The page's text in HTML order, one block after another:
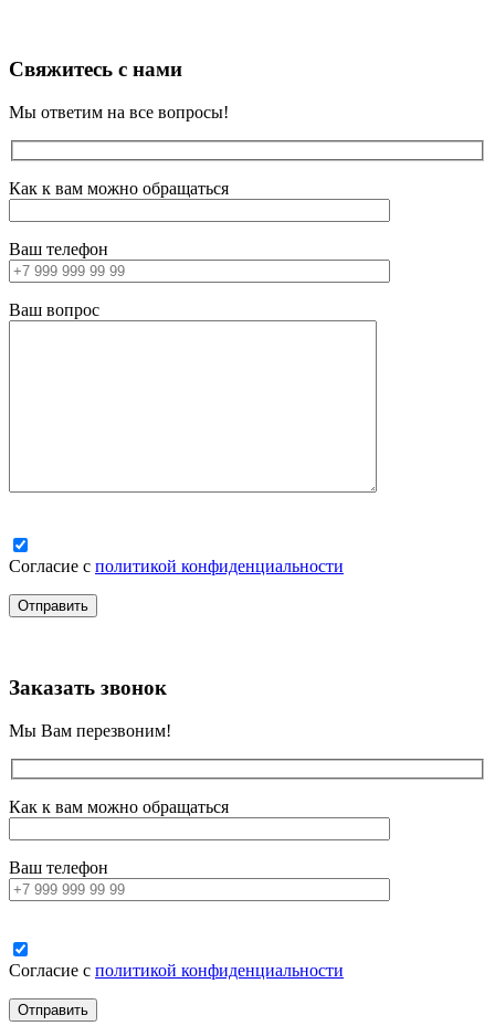
Свяжитесь с нами
Мы ответим на все вопросы!
Как к вам можно обращаться
Ваш телефон
Ваш вопрос
Согласие с политикой конфиденциальности
Заказать звонок
Мы Вам перезвоним!
Как к вам можно обращаться
Ваш телефон
Согласие с политикой конфиденциальности